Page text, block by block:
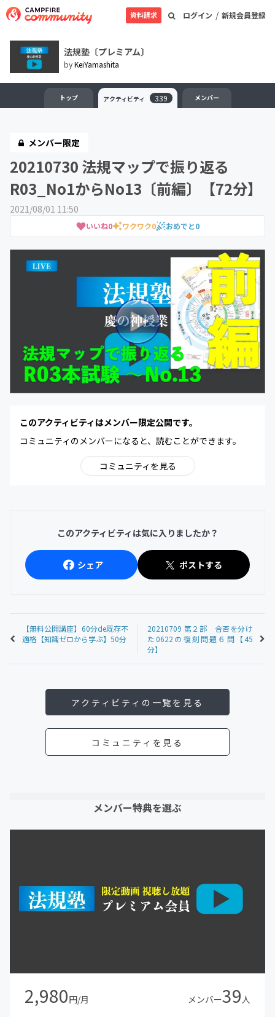
ログイン / 新規会員登録
資料請求
法規塾〔プレミアム〕
byKeiYamashita
トップ アクティビティ 339 メンバー
メンバー限定
20210730 法規マップで振り返る
R03_No1からNo13〔前編〕【72分】
2021/08/01 11:50
いいね0 ワクワク0 おめでと0
このアクティビティはメンバー限定公開です。
コミュニティのメンバーになると、読むことができます。
コミュニティを見る
このアクティビティは気に入りましたか？
シェア ポストする
【無料公開講座】60分de既存不
適格【知識ゼロから学ぶ】50分
20210709 第２部 合否を分け
た0622の復刻問題６問【45
分】
アクティビティの一覧を見る
コミュニティを見る
メンバー特典を選ぶ
2,980円/月 メンバー39人